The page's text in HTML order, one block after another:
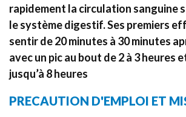
rapidement la circulation sanguine
le système digestif. Ses premiers
sentir de 20 minutes à 30 minutes
avec un pic au bout de 2 à 3 heures
jusqu’à 8 heures
PRECAUTION D'EMPLOI ET